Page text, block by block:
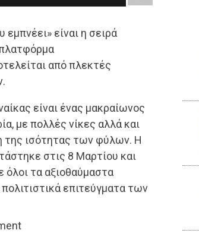
είναι η σειρά
από πλεκτές
είναι ένας μακραίωνος
με πολλές νίκες αλλά και
της ισότητας των φύλων. Η
στις 8 Μαρτίου και
όλοι τα αξιοθαύμαστα
πολιτιστικά επιτεύγματα των